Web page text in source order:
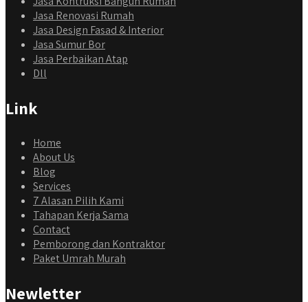
Jasa Renovasi Rumah
Jasa Design Fasad & Interior
Jasa Sumur Bor
Jasa Perbaikan Atap
Dll
Link
Home
About Us
Blog
Services
7 Alasan Pilih Kami
Tahapan Kerja Sama
Contact
Pemborong dan Kontraktor
Paket Umrah Murah
Newletter